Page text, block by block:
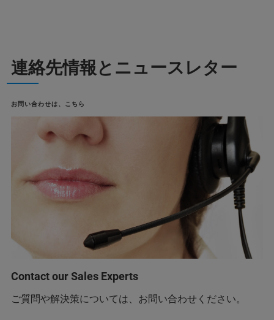
連絡先情報とニュースレター
お問い合わせは、こちら
Contact our Sales Experts
ご質問や解決策については、お問い合わせください。